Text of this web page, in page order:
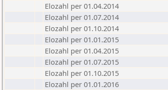
Elozahl per 01.04.2014
Elozahl per 01.07.2014
Elozahl per 01.10.2014
Elozahl per 01.01.2015
Elozahl per 01.04.2015
Elozahl per 01.07.2015
Elozahl per 01.10.2015
Elozahl per 01.01.2016